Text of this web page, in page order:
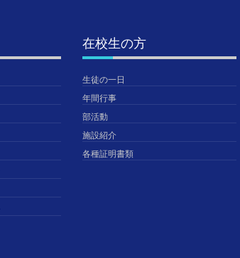
在校生の方
生徒の一日
年間行事
部活動
施設紹介
各種証明書類